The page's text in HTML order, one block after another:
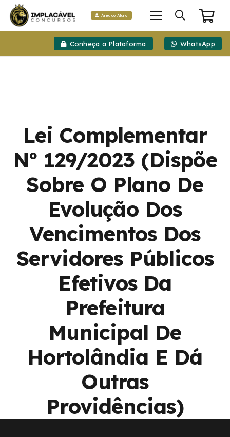
Área do Aluno
Conheça a Plataforma WhatsApp
Lei Complementar
Nº 129/2023 (Dispõe
Sobre O Plano De
Evolução Dos
Vencimentos Dos
Servidores Públicos
Efetivos Da
Prefeitura
Municipal De
Hortolândia E Dá
Outras
Providências)